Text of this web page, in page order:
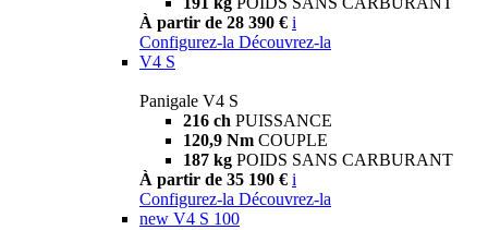
À partir de 28 390 € i
Configurez-la Découvrez-la
V4 S
Panigale V4 S
216 ch PUISSANCE
120,9 Nm COUPLE
187 kg POIDS SANS CARBURANT
À partir de 35 190 € i
Configurez-la Découvrez-la
new V4 S 100